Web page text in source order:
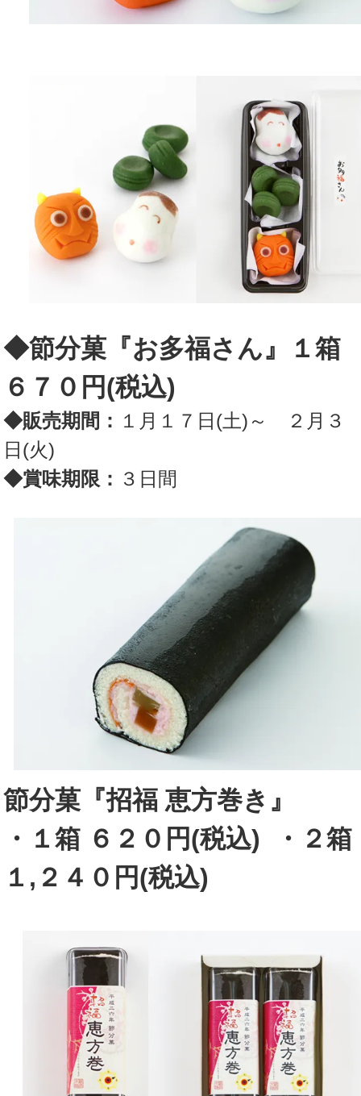
◆節分菓『お多福さん』１箱
６７０円(税込)
◆販売期間： １月１７日(土)～ ２月３
日(火)
◆賞味期限： ３日間
節分菓『招福 恵方巻き』
・１箱 ６２０円(税込) ・ ２箱
１,２４０円(税込)